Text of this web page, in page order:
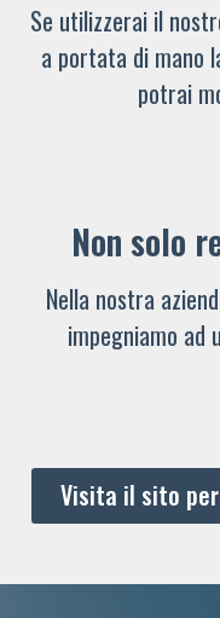
Se utilizzerai il
a portata di mano
potrai
Non solo
Nella nostra
impegniamo
Visita il sito